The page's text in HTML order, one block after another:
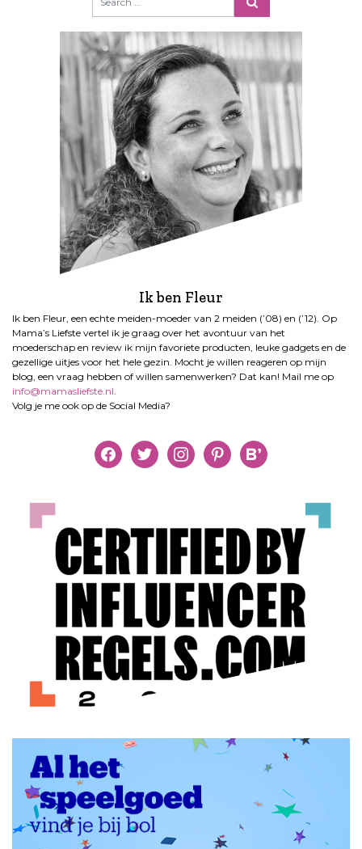
Ik ben Fleur
Ik ben Fleur, een echte meiden-moeder van 2 meiden (’08) en (’12). Op
Mama’s Liefste vertel ik je graag over het avontuur van het
moederschap en review ik mijn favoriete producten, leuke gadgets en de
gezellige uitjes voor het hele gezin. Mocht je willen reageren op mijn
blog, een vraag hebben of willen samenwerken? Dat kan! Mail me op
info@mamasliefste.nl
Volg je me ook op de Social Media?
facebooktwitter instagrampinterestbloglovin